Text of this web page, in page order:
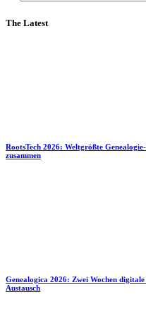
The Latest
RootsTech 2026: Weltgrößte
zusammen
Genealogica 2026: Zwei Wochen
Austausch